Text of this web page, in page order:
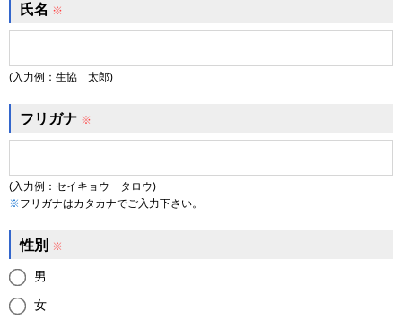
氏名 ※
(入力例：生協 太郎)
フリガナ ※
(入力例：セイキョウ タロウ)
※フリガナはカタカナでご入力下さい。
性別 ※
男
女